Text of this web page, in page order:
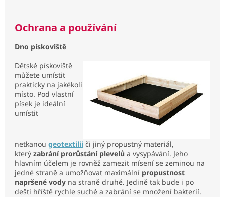
Ochrana a používání
Dno pískoviště
Dětské pískoviště
můžete umístit
prakticky na jakékoli
místo. Pod vlastní
písek je ideální
umístit
netkanou geotextilii či jiný propustný materiál,
který zabrání prorůstání plevelů a vysypávání. Jeho
hlavním účelem je rovněž zamezit mísení se zeminou na
jedné straně a umožňovat maximální propustnost
napršené vody na straně druhé. Jedině tak bude i po
dešti hříště rychle suché a zabrání se množení bakterií.